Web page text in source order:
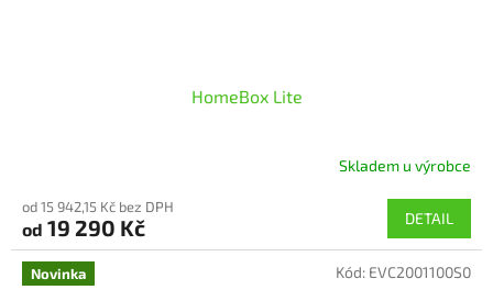
HomeBox Lite
Skladem u výrobce
od 15 942,15 Kč bez DPH
od 19 290 Kč DETAIL
Novinka Kód: EVC2001100S0